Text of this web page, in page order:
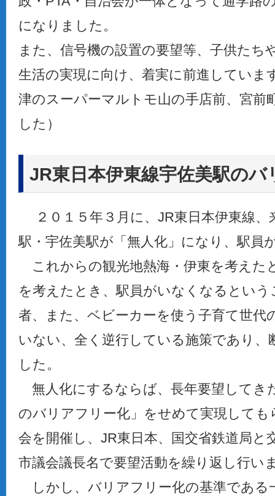
になりました。
また、信号機の設置の要望等、子供たち
生活の実現に向け、着実に前進していま
津のスーパーマルトモ山の手店前、宮前
した）
JR東日本伊東線宇佐美駅のバ
２０１５年３月に、JR東日本伊東線、
駅・宇佐美駅が「無人化」になり、駅員
これからの観光地熱海・伊東を考えた
を考えたとき、駅員がいなくなるとい
者、また、ベビーカーを使う子育て世代
いない、全く逆行している施策であり
した。
無人化にするならば、長年要望してき
のバリアフリー化」をせめて実現しても
会を開催し、JR東日本、国交省鉄道局と
市議会議長名で要望活動を繰り返し行い
しかし、バリアフリー化の基準である